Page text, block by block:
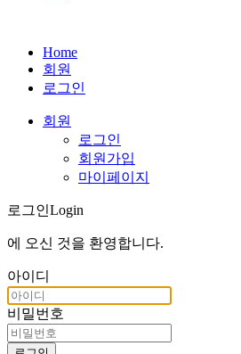
Home
회원
로그인
회원
로그인
회원가입
마이페이지
로그인Login
에 오신 것을 환영합니다.
아이디
비밀번호